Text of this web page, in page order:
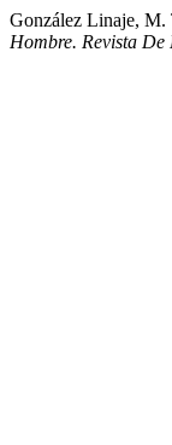
González Linaje, M.
Hombre. Revista